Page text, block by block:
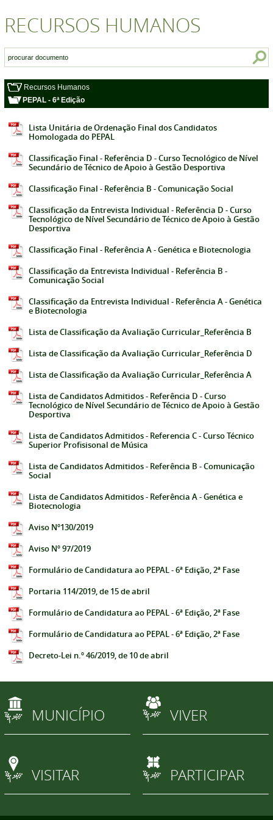
RECURSOS HUMANOS
Recursos Humanos
PEPAL - 6ª Edição
Lista Unitária de Ordenação Final dos Candidatos
Homologada do PEPAL
Classificação Final - Referência D - Curso Tecnológico de Nível
Secundário de Técnico de Apoio à Gestão Desportiva
Classificação Final - Referência B - Comunicação Social
Classificação da Entrevista Individual - Referência D - Curso
Tecnológico de Nível Secundário de Técnico de Apoio à Gestão
Desportiva
Classificação Final - Referência A - Genética e Biotecnologia
Classificação da Entrevista Individual - Referência B -
Comunicação Social
Classificação da Entrevista Individual - Referência A - Genética
e Biotecnologia
Lista de Classificação da Avaliação Curricular_Referência B
Lista de Classificação da Avaliação Curricular_Referência D
Lista de Classificação da Avaliação Curricular_Referência A
Lista de Candidatos Admitidos - Referência D - Curso
Tecnológico de Nível Secundário de Técnico de Apoio à Gestão
Desportiva
Lista de Candidatos Admitidos - Referencia C - Curso Técnico
Superior Profisisonal de Música
Lista de Candidatos Admitidos - Referência B - Comunicação
Social
Lista de Candidatos Admitidos - Referência A - Genética e
Biotecnologia
Aviso Nº130/2019
Aviso Nº 97/2019
Formulário de Candidatura ao PEPAL - 6ª Edição, 2ª Fase
Portaria 114/2019, de 15 de abril
Formulário de Candidatura ao PEPAL - 6ª Edição, 2ª Fase
Formulário de Candidatura ao PEPAL - 6ª Edição, 2ª Fase
Decreto-Lei n.º 46/2019, de 10 de abril
MUNICÍPIO VIVER
VISITAR PARTICIPAR